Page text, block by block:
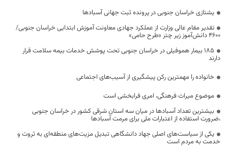
یشتازی خراسان جنوبی در پرونده ثبت جهانی آسبادها
تقدیر مقام عالی وزارت از عملکرد جهادی معاونت آموزش ابتدایی خراسان جنوبی/
۴۶۰۰ دانش‌آموز زیر چتر «طرح حامی»
۱۸۵ بیمار هموفیلی در خراسان جنوبی تحت پوشش خدمات بیمه سلامت قرار
دارند
خانواده را مهمترین رکن پیشگیری از آسیب‌های اجتماعی
موضوع میراث فرهنگی، امری فرابخشی است
بیشترین تعداد آسبادها در میان سه استان شرقی کشور در خراسان جنوبی
،ضرورت استفاده از اعتبارات ملی برای مرمت آسبادها
یکی از سیاست‌های اصلی جهاد دانشگاهی تبدیل مزیت‌های منطقه‌ای به ثروت و
خدمت به مردم است